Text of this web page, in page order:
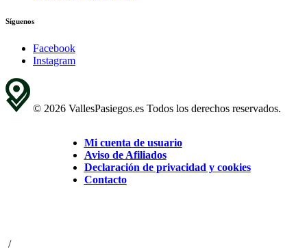
Síguenos
Facebook
Instagram
© 2026 VallesPasiegos.es Todos los derechos reservados.
Mi cuenta de usuario
Aviso de Afiliados
Declaración de privacidad y cookies
Contacto
/